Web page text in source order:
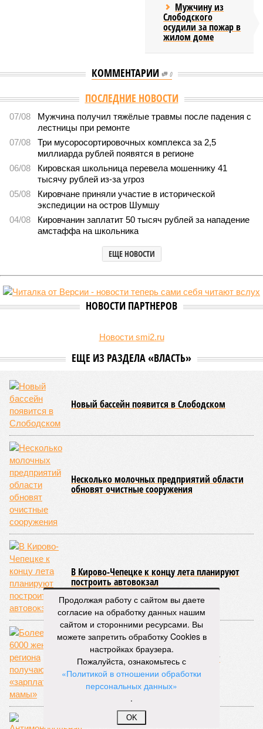
Мужчину из
Слободского
осудили за пожар в
жилом доме
КОММЕНТАРИИ 0
ПОСЛЕДНИЕ НОВОСТИ
07/08
Мужчина получил тяжёлые травмы после падения с
лестницы при ремонте
07/08
Три мусоросортировочных комплекса за 2,5
миллиарда рублей появятся в регионе
06/08
Кировская школьница перевела мошеннику 41
тысячу рублей из-за угроз
05/08
Кировчане приняли участие в исторической
экспедиции на остров Шумшу
04/08
Кировчанин заплатит 50 тысяч рублей за нападение
амстаффа на школьника
ЕЩЕ НОВОСТИ
НОВОСТИ ПАРТНЕРОВ
Новости smi2.ru
ЕЩЕ ИЗ РАЗДЕЛА «ВЛАСТЬ»
Новый бассейн появится в Слободском
Несколько молочных предприятий области
обновят очистные сооружения
В Кирово-Чепецке к концу лета планируют
построить автовокзал
Более 6000 женщин региона получают
«зарплату мамы»
Продолжая работу с сайтом вы даете
согласие на обработку данных нашим
сайтом и сторонними ресурсами. Вы
можете запретить обработку Cookies в
настройках браузера.
Пожалуйста, ознакомьтесь с
«Политикой в отношении обработки
персональных данных»
.
OK